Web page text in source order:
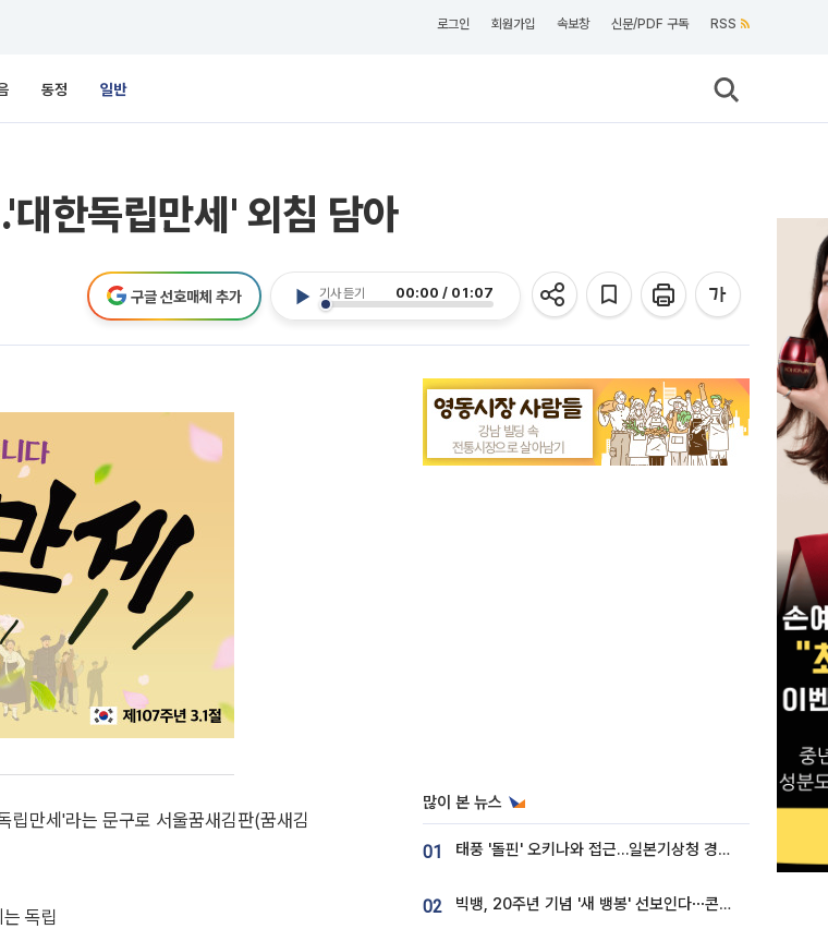
로그인 회원가입 속보창 신문/PDF 구독 RSS
동정 일반
한독립만세' 외침 담아
기사 듣기 00:00 / 01:07
구글 선호매체 추가
립만세'라는 문구로 서울꿈새김판(꿈새김
독립
많이 본 뉴스
01 태풍 '돌핀' 오키나와 접근…일본기상청 경로 업데이트
02 빅뱅, 20주년 기념 '새 뱅봉' 선보인다⋯콘서트 앞두고 팝업 개최